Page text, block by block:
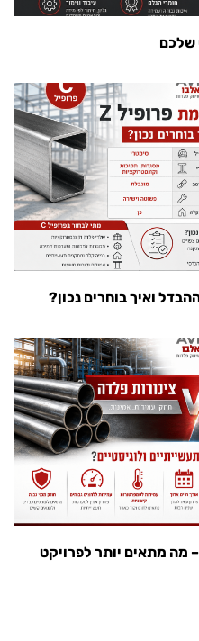
שלכם
צינורות פלדה מול צינורות PVC – מה מתאים יותר לפרויקט